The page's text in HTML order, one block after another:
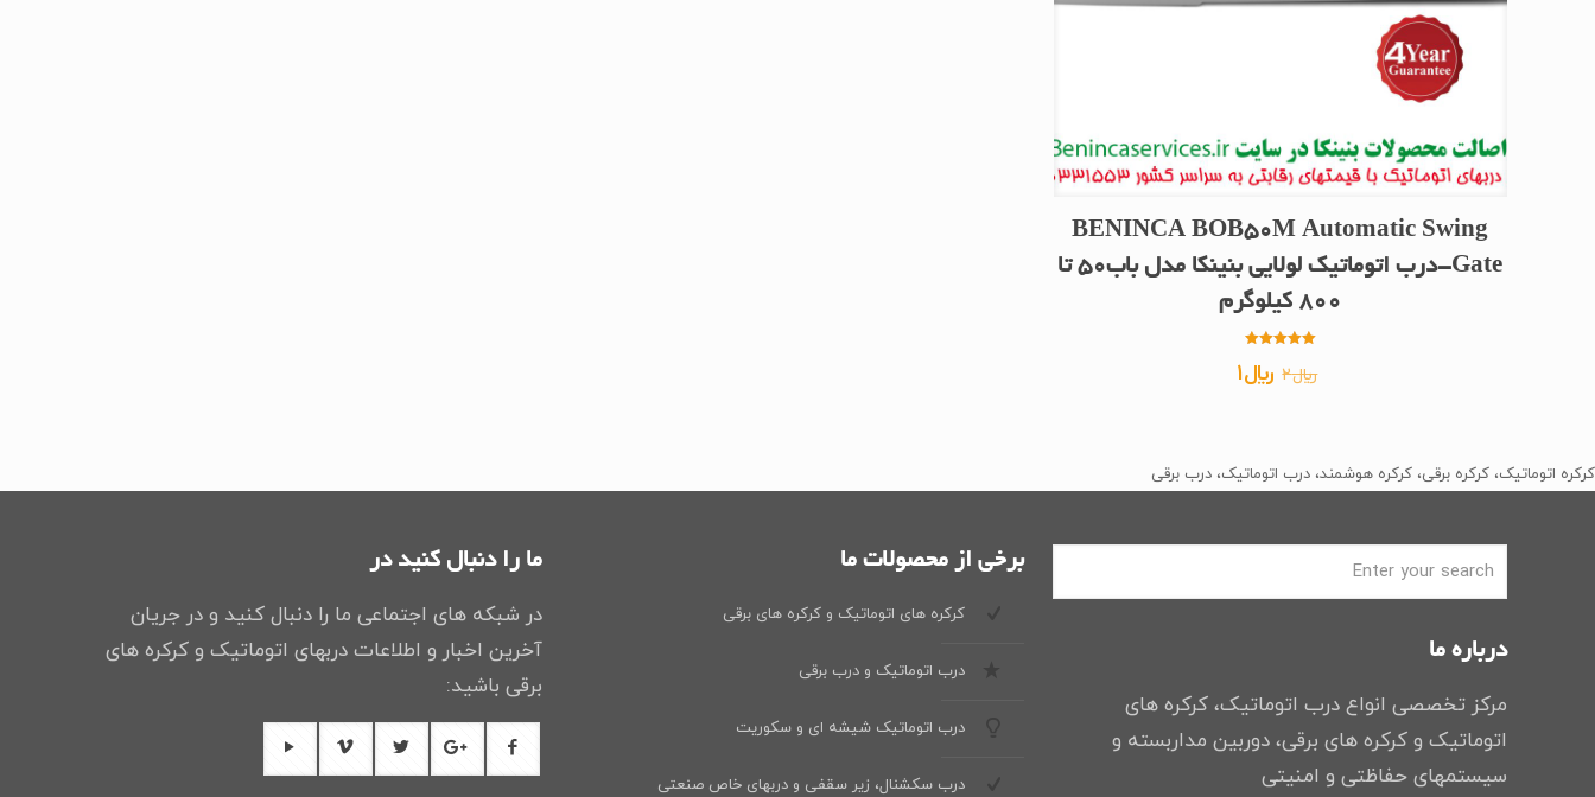
BENINCA BOB50M Automatic Swing
Gate-درب اتوماتیک لولایی بنینکا مدل باب50 تا
800 کیلوگرم
5.00
از 5 ﷼2 قیمت
بود.
﷼1قیمت
است.
کرکره اتوماتیک، کرکره برقی، کرکره هوشمند، درب اتوماتیک، درب برقی
درباره ما
مرکز تخصصی انواع درب اتوماتیک، کرکره های
اتوماتیک و کرکره های برقی، دوربین مداربسته و
سیستمهای حفاظتی و امنیتی
برخی از محصولات ما
کرکره های اتوماتیک و کرکره های برقی
درب اتوماتیک و درب برقی
درب اتوماتیک شیشه ای و سکوریت
درب سکشنال، زیر سقفی و دربهای خاص صنعتی
ما را دنبال کنید در
در شبکه های اجتماعی ما را دنبال کنید و در جریان
آخرین اخبار و اطلاعات دربهای اتوماتیک و کرکره های
برقی باشید: